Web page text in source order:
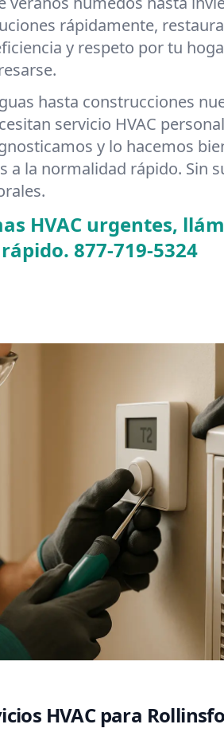
rápidamente,
y respeto por tu
hasta construcciones
servicio HVAC
y lo hacemos
a la normalidad rápido. Sin
HVAC urgentes,
877-719-5324
HVAC para